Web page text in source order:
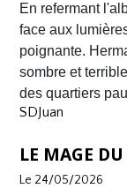
fluidité
mêlant road trip
contre la montre
survivre.
naissance.
En refermant
face aux
poignante.
sombre et
des quartiers
SDJuan
LE MAGE
Le 24/05/2026